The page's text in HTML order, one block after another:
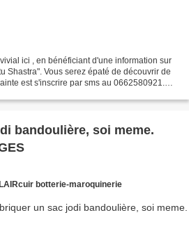
ici , en bénéficiant d'une information sur
Shastra". Vous serez épaté de découvrir de
est s'inscrire par sms au 0662580921.
bandoulière, soi meme.
botterie-maroquinerie